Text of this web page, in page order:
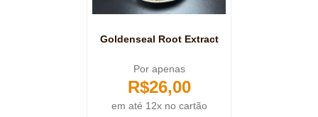
Goldenseal Root Extract
Por apenas
R$26,00
em até 12x no cartão